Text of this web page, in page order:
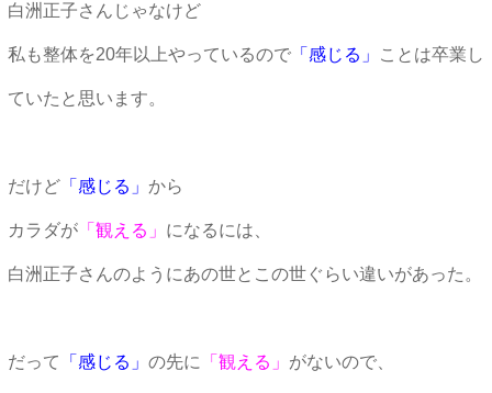
白洲正子さんじゃなけど
私も整体を20年以上やっているので「感じる」 ことは卒業し
ていたと思います。
だけど「感じる」 から
カラダが「観える」 になるには、
白洲正子さんのようにあの世とこの世ぐらい違いがあった。
だって 「感じる」 の先に 「観える」 がないので、